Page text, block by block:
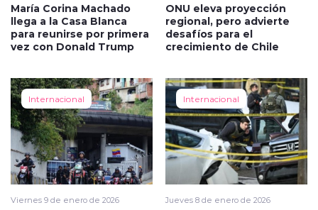
María Corina Machado
llega a la Casa Blanca
para reunirse por primera
vez con Donald Trump
ONU eleva proyección
regional, pero advierte
desafíos para el
crecimiento de Chile
Internacional
Viernes 9 de enero de 2026
Internacional
Jueves 8 de enero de 2026